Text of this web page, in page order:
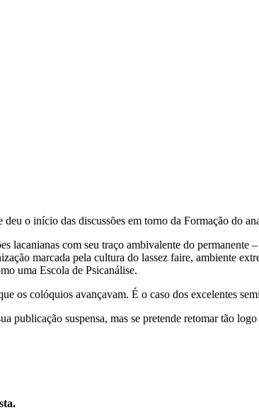
o início das discussões em torno da Formação do
lacanianas com seu traço ambivalente do
marcada pela cultura do lassez faire, ambiente
uma Escola de Psicanálise.
os colóquios avançavam. É o caso dos excelentes
publicação suspensa, mas se pretende retomar tão